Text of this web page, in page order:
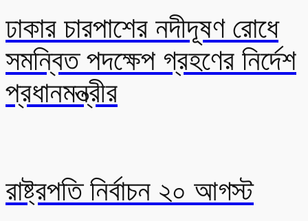
ঢাকার চারপাশের নদীদূষণ রোধে
সমন্বিত পদক্ষেপ গ্রহণের নির্দেশ
প্রধানমন্ত্রীর
রাষ্ট্রপতি নির্বাচন ২০ আগস্ট